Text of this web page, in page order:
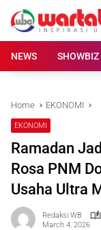
content
NEWS
SHOWBIZ
Home EKONOMI
EKONOMI
Ramadan
Rosa PNM
Usaha Ultra
Redaksi WB
March 4, 2026